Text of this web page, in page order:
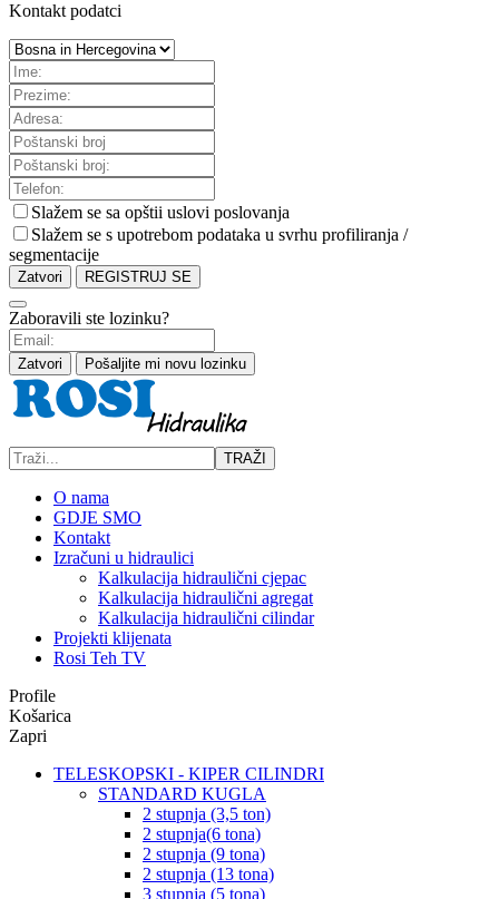
Kontakt podatci
Slažem se sa opštii uslovi poslovanja
Slažem se s upotrebom podataka u svrhu profiliranja /
segmentacije
Zatvori REGISTRUJ SE
Zaboravili ste lozinku?
Zatvori Pošaljite mi novu lozinku
TRAŽI
O nama
GDJE SMO
Kontakt
Izračuni u hidraulici
Kalkulacija hidraulični cjepac
Kalkulacija hidraulični agregat
Kalkulacija hidraulični cilindar
Projekti klijenata
Rosi Teh TV
Profile
Košarica
Zapri
TELESKOPSKI - KIPER CILINDRI
STANDARD KUGLA
2 stupnja (3,5 ton)
2 stupnja(6 tona)
2 stupnja (9 tona)
2 stupnja (13 tona)
3 stupnja (5 tona)